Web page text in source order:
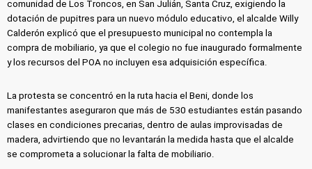
comunidad de Los Troncos, en San Julián, Santa Cruz, exigiendo la
dotación de pupitres para un nuevo módulo educativo, el alcalde Willy
Calderón explicó que el presupuesto municipal no contempla la
compra de mobiliario, ya que el colegio no fue inaugurado formalmente
y los recursos del POA no incluyen esa adquisición específica.
La protesta se concentró en la ruta hacia el Beni, donde los
manifestantes aseguraron que más de 530 estudiantes están pasando
clases en condiciones precarias, dentro de aulas improvisadas de
madera, advirtiendo que no levantarán la medida hasta que el alcalde
se comprometa a solucionar la falta de mobiliario.